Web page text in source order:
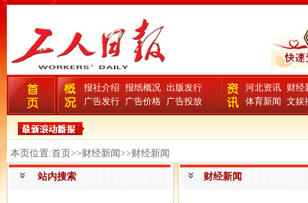
报社介绍 报纸概况 出版发行
广告发行 广告价格 广告投放
河北资讯 财经
体育新闻 文娱
本页位置:首页>>财经新闻>>财经新闻
站内搜索 财经新闻